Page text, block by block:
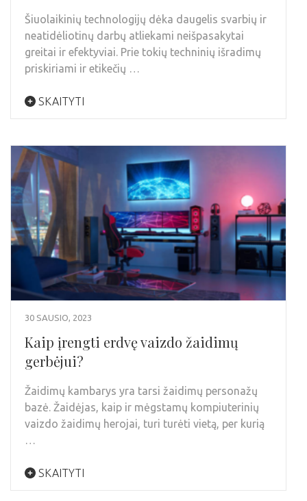
Šiuolaikinių technologijų dėka daugelis svarbių ir
neatidėliotinų darbų atliekami neišpasakytai
greitai ir efektyviai. Prie tokių techninių išradimų
priskiriami ir etikečių …
SKAITYTI
30 SAUSIO, 2023
Kaip įrengti erdvę vaizdo žaidimų
gerbėjui?
Žaidimų kambarys yra tarsi žaidimų personažų
bazė. Žaidėjas, kaip ir mėgstamų kompiuterinių
vaizdo žaidimų herojai, turi turėti vietą, per kurią
…
SKAITYTI